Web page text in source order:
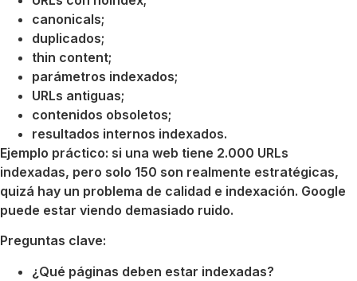
canonicals;
duplicados;
thin content;
parámetros indexados;
URLs antiguas;
contenidos obsoletos;
resultados internos indexados.
Ejemplo práctico: si una web tiene 2.000 URLs
indexadas, pero solo 150 son realmente estratégicas,
quizá hay un problema de calidad e indexación. Google
puede estar viendo demasiado ruido.
Preguntas clave:
¿Qué páginas deben estar indexadas?